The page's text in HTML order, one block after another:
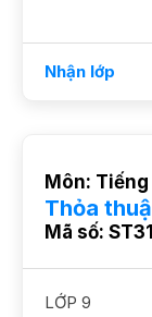
Nhận lớp
Môn:
Thỏa
Mã số:
LỚP 9